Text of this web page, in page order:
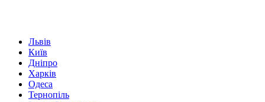
Львів
Київ
Дніпро
Харків
Одеса
Тернопіль